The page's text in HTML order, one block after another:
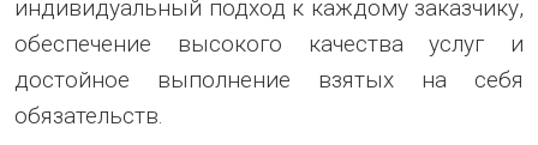
индивидуальный подход к каждому заказчику,
обеспечение высокого качества услуг и
достойное выполнение взятых на себя
обязательств.